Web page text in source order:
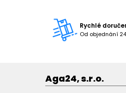
Rychlé
Od objednání
Aga24, s.r.o.